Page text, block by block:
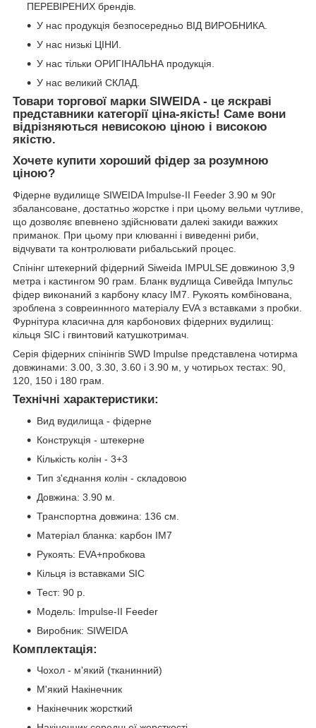
ПЕРЕВІРЕНИХ брендів.
У нас продукція безпосередньо ВІД ВИРОБНИКА.
У нас низькі ЦІНИ.
У нас тільки ОРИГІНАЛЬНА продукція.
У нас великий СКЛАД.
Товари торгової марки SIWEIDA - це яскраві
представники категорії ціна-якість! Саме вони
відрізняються невисокою ціною і високою
якістю.
Хочете купити хороший фідер за розумною
ціною?
Фідерне вудилище SIWEIDA Impulse-II Feeder 3.90 м 90г
збалансоване, достатньо жорстке і при цьому вельми чутливе,
що дозволяє впевнено здійснювати далекі закиди важких
приманок. При цьому при клюванні і виведенні риби,
відчувати та контролювати рибальський процес.
Спінінг штекерний фідерний Siweida IMPULSE довжиною 3,9
метра і кастингом 90 грам. Бланк вудлища Сивейда Імпульс
фідер виконаний з карбону класу IM7. Рукоять комбінована,
зроблена з совреиннного матеріалу EVA з вставками з пробки.
Фурнітура класична для карбонових фідерних вудилищ:
кільця SIC і гвинтовий катушкотримач.
Серія фідерних спінінгів SWD Impulse представлена чотирма
довжинами: 3.00, 3.30, 3.60 і 3.90 м, у чотирьох тестах: 90,
120, 150 і 180 грам.
Технічні характеристики:
Вид вудилища - фідерне
Конструкція - штекерне
Кількість колін - 3+3
Тип з'єднання колін - складовою
Довжина: 3.90 м.
Транспортна довжина: 136 см.
Матеріал бланка: карбон IM7
Рукоять: EVA+пробкова
Кільця із вставками SIC
Тест: 90 р.
Модель: Impulse-II Feeder
Виробник: SIWEIDA
Комплектація:
Чохол - м'який (тканинний)
М'який Накінечник
Накінечник жорсткий